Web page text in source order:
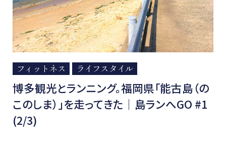
フィットネス ライフスタイル
博多観光とランニング。福岡県「能古島（の
このしま）」を走ってきた│島ランへGO #1
(2/3)